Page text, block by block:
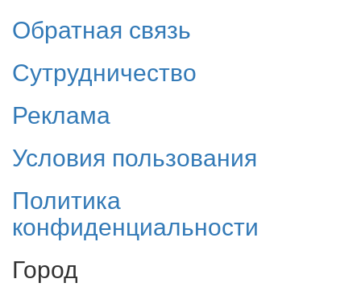
Обратная связь
Сутрудничество
Реклама
Условия пользования
Политика
конфиденциальности
Город